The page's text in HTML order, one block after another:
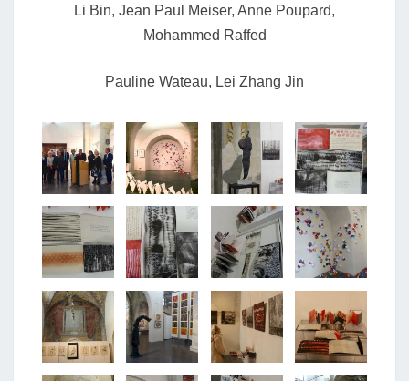
Li Bin, Jean Paul Meiser, Anne Poupard,
Mohammed Raffed
Pauline Wateau, Lei Zhang Jin